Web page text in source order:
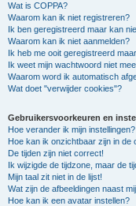
Wat is COPPA?
Waarom kan ik niet registreren?
Ik ben geregistreerd maar kan
Waarom kan ik niet aanmelden?
Ik heb me ooit geregistreerd
Ik weet mijn wachtwoord niet
Waarom word ik automatisch
Wat doet "verwijder cookies"?
Gebruikersvoorkeuren en
Hoe verander ik mijn instellingen?
Hoe kan ik onzichtbaar zijn in de
De tijden zijn niet correct!
Ik wijzigde de tijdzone, maar de
Mijn taal zit niet in de lijst!
Wat zijn de afbeeldingen naast
Hoe kan ik een avatar instellen?